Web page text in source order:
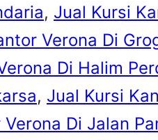
, Jual Kursi
Verona Di
Di Halim
, Jual Kursi
Di Jalan